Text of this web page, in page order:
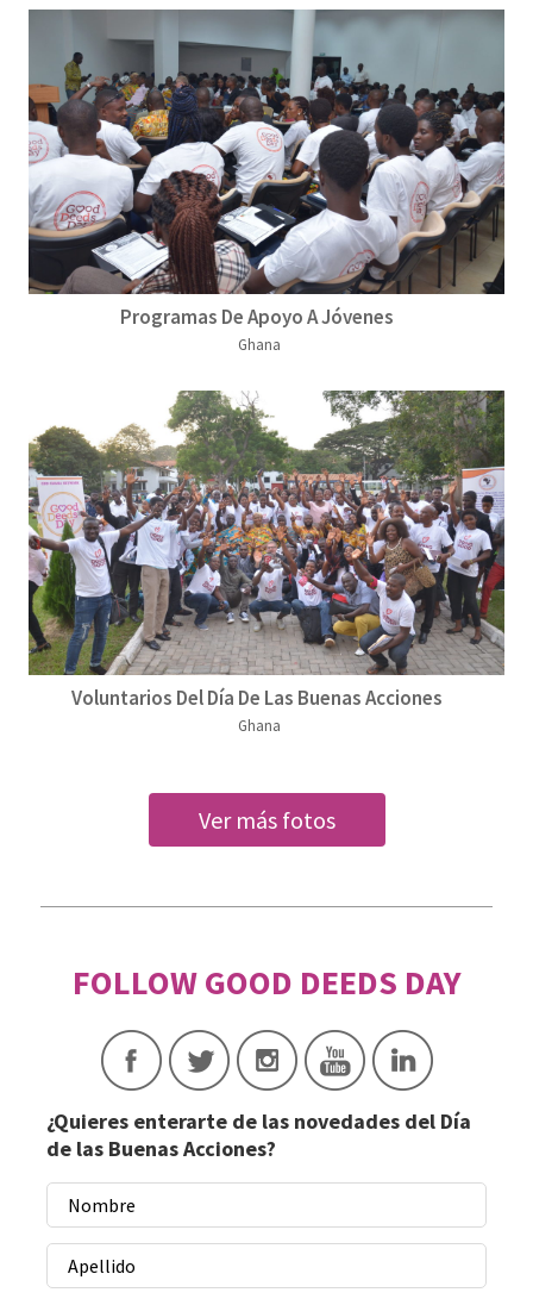
Programas De Apoyo A Jóvenes
Ghana
Voluntarios Del Día De Las Buenas Acciones
Ghana
Ver más fotos
¿Quieres enterarte de las novedades del Día
de las Buenas Acciones?